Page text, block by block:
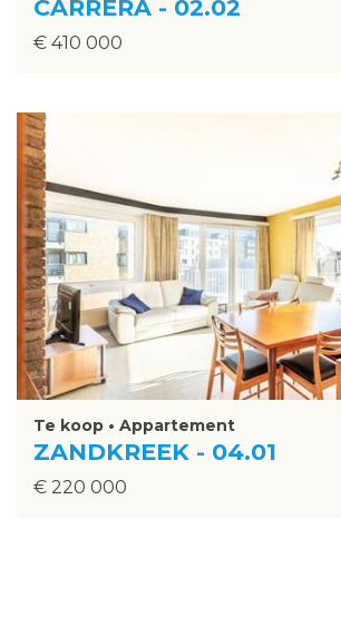
CARRERA - 02.02
€ 410 000
Te koop • Appartement
ZANDKREEK - 04.01
€ 220 000